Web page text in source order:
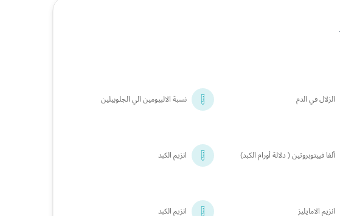
الزلال في الدم نسبة الالبيومين الي الجلوبيلين
ألفا فييتوبروتين ( دلالة أورام الكبد) انزيم الكبد
انزيم الامايليز انزيم الكبد